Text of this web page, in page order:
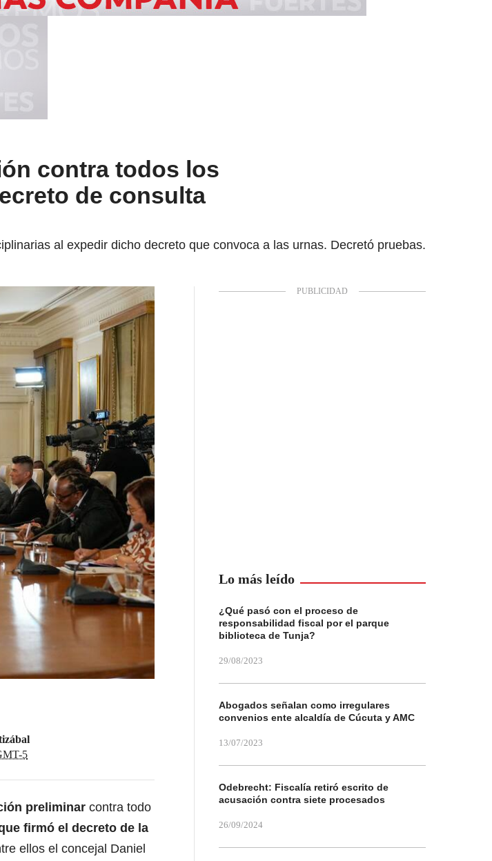
contra todos los
de consulta
al expedir dicho decreto que convoca a las urnas. Decretó pruebas.
5
preliminar contra todo
firmó el decreto de la
ellos el concejal Daniel
Lo más leído
¿Qué pasó con el proceso de
responsabilidad fiscal por el parque
biblioteca de Tunja?
29/08/2023
Abogados señalan como irregulares
convenios ente alcaldía de Cúcuta y AMC
13/07/2023
Odebrecht: Fiscalía retiró escrito de
acusación contra siete procesados
26/09/2024